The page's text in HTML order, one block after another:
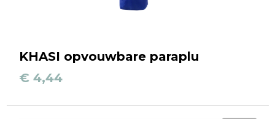
KHASI opvouwbare paraplu
€ 4,44